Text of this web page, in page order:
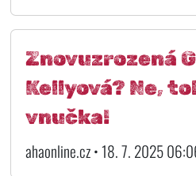
Znovuzrozená
Kellyová? Ne,
vnučka!
ahaonline.cz • 18. 7. 2025